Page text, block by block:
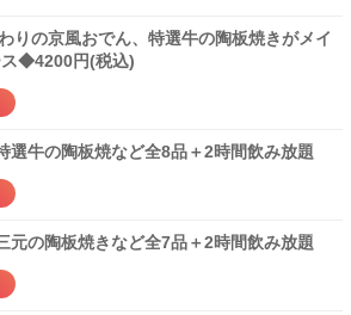
りの京風おでん、特選牛の陶板焼きがメイ
ス◆4200円(税込)
選牛の陶板焼など全8品＋2時間飲み放題
元の陶板焼きなど全7品＋2時間飲み放題